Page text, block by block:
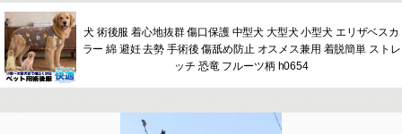
犬 術後服 着心地抜群 傷口保護 中型犬 大型犬 小型犬 エリザベスカ
ラー 綿 避妊 去勢 手術後 傷舐め防止 オスメス兼用 着脱簡単 ストレ
ッチ 恐竜 フルーツ柄 h0654